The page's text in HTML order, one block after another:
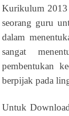
Kurikulum
seorang guru
dalam
sangat
pembentukan
berpijak pada
Untuk